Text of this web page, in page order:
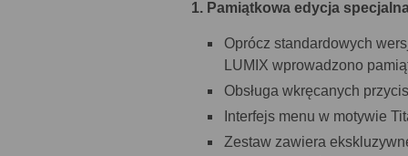
1. Pamiątkowa edycja
Oprócz standardowych
LUMIX wprowadzono
Obsługa wkręcanych
Interfejs menu w motywie
Zestaw zawiera